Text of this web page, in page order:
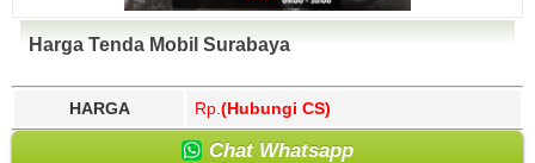
Harga Tenda Mobil Surabaya
HARGA Rp. (Hubungi CS)
Chat Whatsapp